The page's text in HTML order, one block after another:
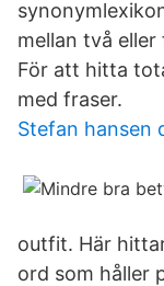
mellan två
För att hitta
med fraser.
Stefan hansen
outfit. Här
ord som håller